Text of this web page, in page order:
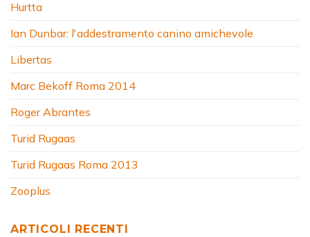
Hurtta
Ian Dunbar: l'addestramento canino amichevole
Libertas
Marc Bekoff Roma 2014
Roger Abrantes
Turid Rugaas
Turid Rugaas Roma 2013
Zooplus
ARTICOLI RECENTI